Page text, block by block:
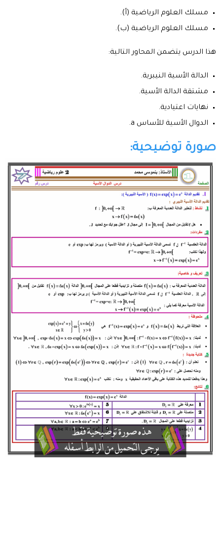
مسلك العلوم الرياضية (أ).
مسلك العلوم الرياضية (ب).
هذا الدرس يتضمن المحاور التالية:
الدالة الأسية النيبرية.
مشتقة الدالة الأسية.
نهايات اعتيادية.
الدوال الأسية للأساس a.
صورة توضيحية: